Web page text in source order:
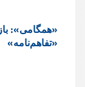
«همگامی»:
«تفاهم‌نامه»